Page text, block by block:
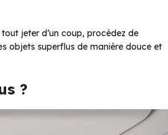
jeter d’un coup, procédez de
objets superflus de manière douce et
?